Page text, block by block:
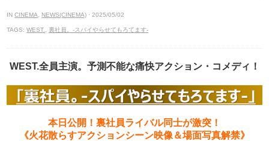
INCINEMA NEWS(CINEMA) · 2025/05/02
TAGS:WEST. 裏社員。-スパイやらせてもろてます‐
WEST.全員主演。予測不能な痛快アクション・コメディ！
本日公開！裏社員ライバル同士が激突！
《火花散らすアクションシーン映像＆場面写真解禁》